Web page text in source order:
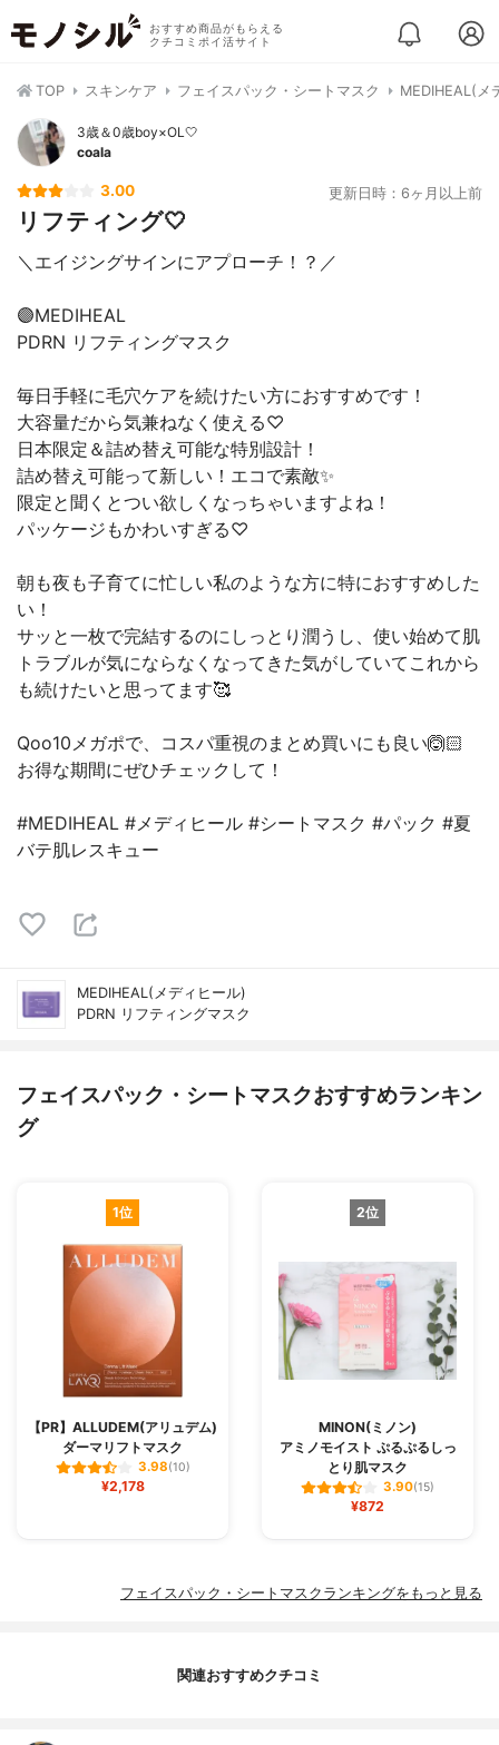
おすすめ商品がもらえる
クチコミポイ活サイト
TOP スキンケア フェイスパック・シートマスク MEDIHEAL(メ
3歳＆0歳boy×OL🤍
coala
3.00 更新日時：6ヶ月以上前
リフティング🤍
＼エイジングサインにアプローチ！？／
🟣MEDIHEAL
PDRN リフティングマスク
毎日手軽に毛穴ケアを続けたい方におすすめです！
大容量だから気兼ねなく使える♡
日本限定＆詰め替え可能な特別設計！
詰め替え可能って新しい！エコで素敵✨
限定と聞くとつい欲しくなっちゃいますよね！
パッケージもかわいすぎる♡
朝も夜も子育てに忙しい私のような方に特におすすめした
い！
サッと一枚で完結するのにしっとり潤うし、使い始めて肌
トラブルが気にならなくなってきた気がしていてこれから
も続けたいと思ってます🥰
Qoo10メガポで、コスパ重視のまとめ買いにも良い🙆🏻
お得な期間にぜひチェックして！
#MEDIHEAL #メディヒール #シートマスク #パック #夏
バテ肌レスキュー
MEDIHEAL(メディヒール)
PDRN リフティングマスク
フェイスパック・シートマスクおすすめランキン
グ
1位
【PR】ALLUDEM(アリュデム)
ダーマリフトマスク
3.98(10)
¥2,178
2位
MINON(ミノン)
アミノモイスト ぷるぷるしっ
とり肌マスク
3.90(15)
¥872
フェイスパック・シートマスクランキングをもっと見る
関連おすすめクチコミ